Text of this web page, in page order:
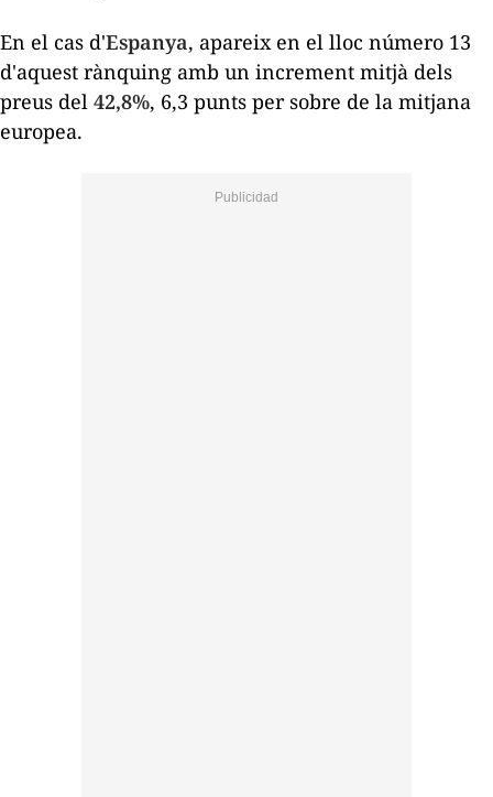
En el cas d'Espanya, apareix en el lloc número 13
d'aquest rànquing amb un increment mitjà dels
preus del 42,8%, 6,3 punts per sobre de la mitjana
europea.